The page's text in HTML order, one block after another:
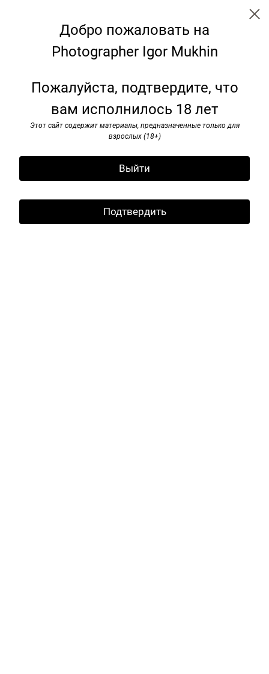
Добро пожаловать на
Photographer Igor Mukhin
Пожалуйста, подтвердите, что
вам исполнилось 18 лет
Этот сайт содержит материалы, предназначенные только для
взрослых (18+)
Выйти
Подтвердить
Benches: transformation for the
future